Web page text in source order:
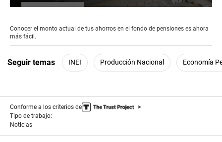
of
2
seconds
Conocer el monto actual de tus ahorros en el fondo de pensiones es ahora
más fácil.
Seguir temas INEI Producción Nacional Economía
Conforme a los criterios de
Tipo de trabajo:
Noticias